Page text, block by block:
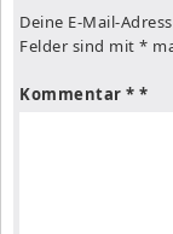
Deine E-Mail-
Felder sind mit *
Kommentar *